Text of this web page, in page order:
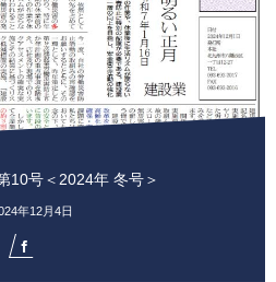
号＜2024年 冬号＞
年12月4日